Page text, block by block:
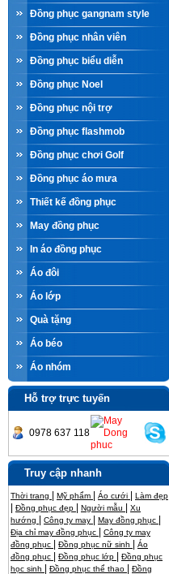
Đồng phục gangnam style
Đồng phục nhân viên
Đồng phục biểu diễn
Đồng phục Noel
Đồng phục nội trợ
Đồng phục flashmob
Đồng phục chơi Golf
Đồng phục áo mưa
Thiết kế đồng phục
May đồng phục
In áo đồng phục
Áo đôi
Áo lớp
Quà tặng
Áo béo
Áo nhóm
Hỗ trợ trực tuyến
0978 637 118
Truy cập nhanh
Thời trang Mỹ phẩm Áo cưới Làm đẹp
Đồng phục đẹp Người mẫu
Xu
hướng
Công ty may May đồng phục
Địa chỉ may đồng phục
Công ty may
đồng phục
Đồng phục nữ sinh
Áo
đồng phục
Đồng phục lớp
Đồng phục
học sinh
Đồng phục thể thao
Đồng